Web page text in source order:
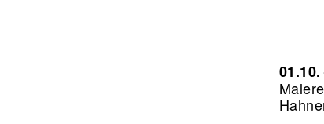
01.10.